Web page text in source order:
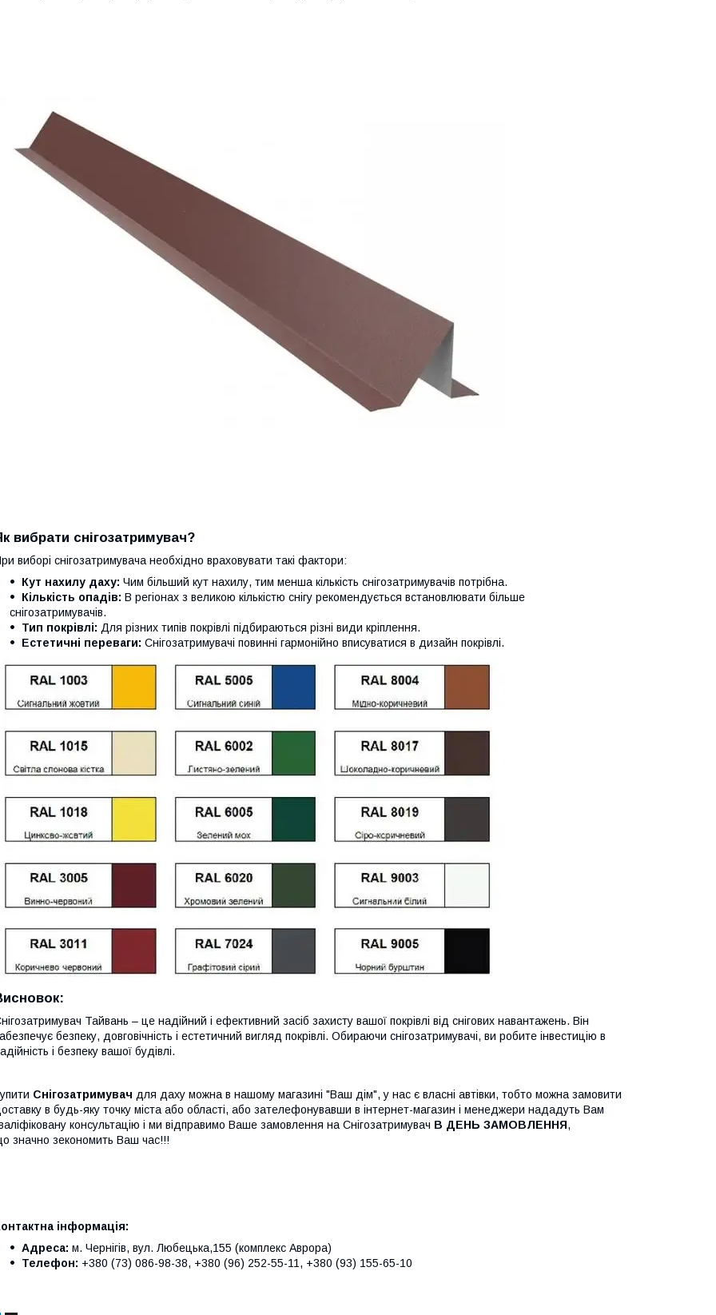
вибрати снігозатримувач?
виборі снігозатримувача необхідно враховувати такі фактори:
Кут нахилу даху: Чим більший кут нахилу, тим менша кількість снігозатримувачів потрібна.
Кількість опадів: В регіонах з великою кількістю снігу рекомендується встановлювати більше
снігозатримувачів.
Тип покрівлі: Для різних типів покрівлі підбираються різні види кріплення.
Естетичні переваги: Снігозатримувачі повинні гармонійно вписуватися в дизайн покрівлі.
Тайвань – це надійний і ефективний засіб захисту вашої покрівлі від снігових навантажень. Він
безпеку, довговічність і естетичний вигляд покрівлі. Обираючи снігозатримувачі, ви робите інвестицію в
і безпеку вашої будівлі.
Снігозатримувач для даху можна в нашому магазині "Ваш дім", у нас є власні автівки, тобто можна замовити
в будь-яку точку міста або області, або зателефонувавши в інтернет-магазин і менеджери нададуть Вам
консультацію і ми відправимо Ваше замовлення на Снігозатримувач В ДЕНЬ ЗАМОВЛЕННЯ,
значно зекономить Ваш час!!!
інформація:
Адреса: м. Чернігів, вул. Любецька,155 (комплекс Аврора)
Телефон: +380 (73) 086-98-38, +380 (96) 252-55-11, +380 (93) 155-65-10